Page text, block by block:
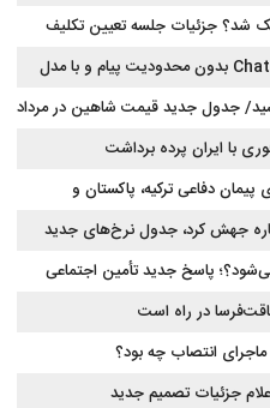
شد؟ جزئیات جلسه تعیین تکلیف
هدیه بزرگ OpenAI به کاربران؛ ChatGPT بدون محدودیت پیام و با مدل
جدول جدید قیمت شاهین در مرداد
با ایران پرده برداشت
دفاعی ترکیه، پاکستان و
جهش کرد، جدول نرخ‌های جدید
پاسخ جدید تأمین اجتماعی
انتصاب چه بود؟
جزئیات تصمیم جدید